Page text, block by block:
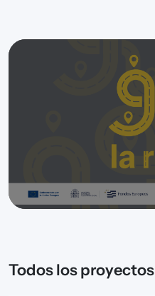
Todos los proyectos